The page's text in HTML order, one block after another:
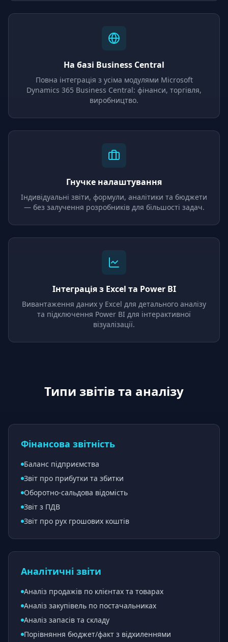
На базі Business Central
Повна інтеграція з усіма модулями Microsoft
Dynamics 365 Business Central: фінанси, торгівля,
виробництво.
Гнучке налаштування
Індивідуальні звіти, формули, аналітики та бюджети
— без залучення розробників для більшості задач.
Інтеграція з Excel та Power BI
Вивантаження даних у Excel для детального аналізу
та підключення Power BI для інтерактивної
візуалізації.
Типи звітів та аналізу
Фінансова звітність
Баланс підприємства
Звіт про прибутки та збитки
Оборотно-сальдова відомість
Звіт з ПДВ
Звіт про рух грошових коштів
Аналітичні звіти
Аналіз продажів по клієнтах та товарах
Аналіз закупівель по постачальниках
Аналіз запасів та складу
Порівняння бюджет/факт з відхиленнями